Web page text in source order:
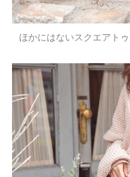
ほかにはないスクエアト